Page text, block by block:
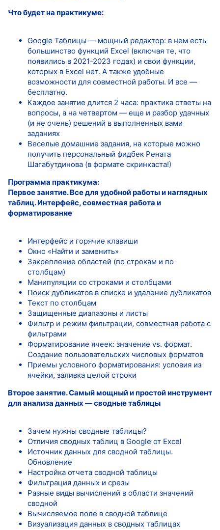
Что будет на практикуме:
Google Таблицы — мощный редактор: в нем есть
большинство функций Excel (включая те, что
появились в 2021-2023 годах) и свои функции,
которых в Excel нет. А также удобные
возможности для совместной работы. И все —
бесплатно.
Каждое занятие длится 2 часа: практика ответы на
вопросы, а на четвертом — еще и разбор удачных
(и не очень) решений в выполненных вами
заданиях
Веселые домашние задания, на которые можно
получить персональный фидбек Рената
Шагабутдинова (в формате скринкаста!)
Программа практикума:
Первое занятие. Все для удобной работы и наглядных
таблиц. Интерфейс, совместная работа и
форматирование
Интерфейс и горячие клавиши
Окно «Найти и заменить»
Закрепление областей (по строкам и по
столбцам)
Манипуляции со строками и столбцами
Поиск дубликатов в списке и удаление дубликатов
Текст по столбцам
Защищенные диапазоны и листы
Фильтр и режим фильтрации, совместная работа с
фильтрами
Форматирование ячеек: значение vs. формат.
Создание пользовательских числовых форматов
Приемы условного форматирования: условия из
ячейки, заливка целой строки
Второе занятие. Самый мощный и простой инструмент
для анализа данных — сводные таблицы
Зачем нужны сводные таблицы?
Отличия сводных таблиц в Google от Excel
Источник данных для сводной таблицы.
Обновление
Настройка отчета сводной таблицы
Фильтрация данных и срезы
Разные виды вычислений в области значений
сводной
Вычисляемое поле в сводной таблице
Визуализация данных в сводных таблицах